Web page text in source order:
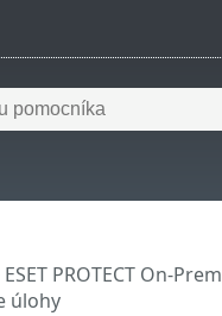
ESET PROTECT On-Prem
úlohy